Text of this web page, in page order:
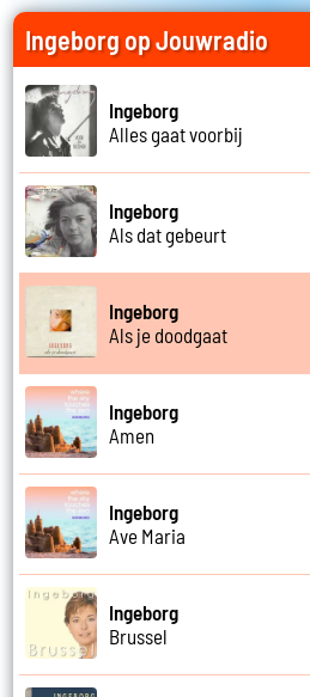
Ingeborg op Jouwradio
Ingeborg
Alles gaat voorbij
Ingeborg
Als dat gebeurt
Ingeborg
Als je doodgaat
Ingeborg
Amen
Ingeborg
Ave Maria
Ingeborg
Brussel